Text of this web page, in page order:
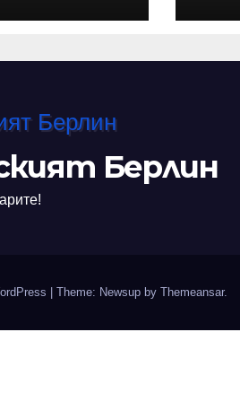
Берлин
Theme: Newsup by Themeansar.